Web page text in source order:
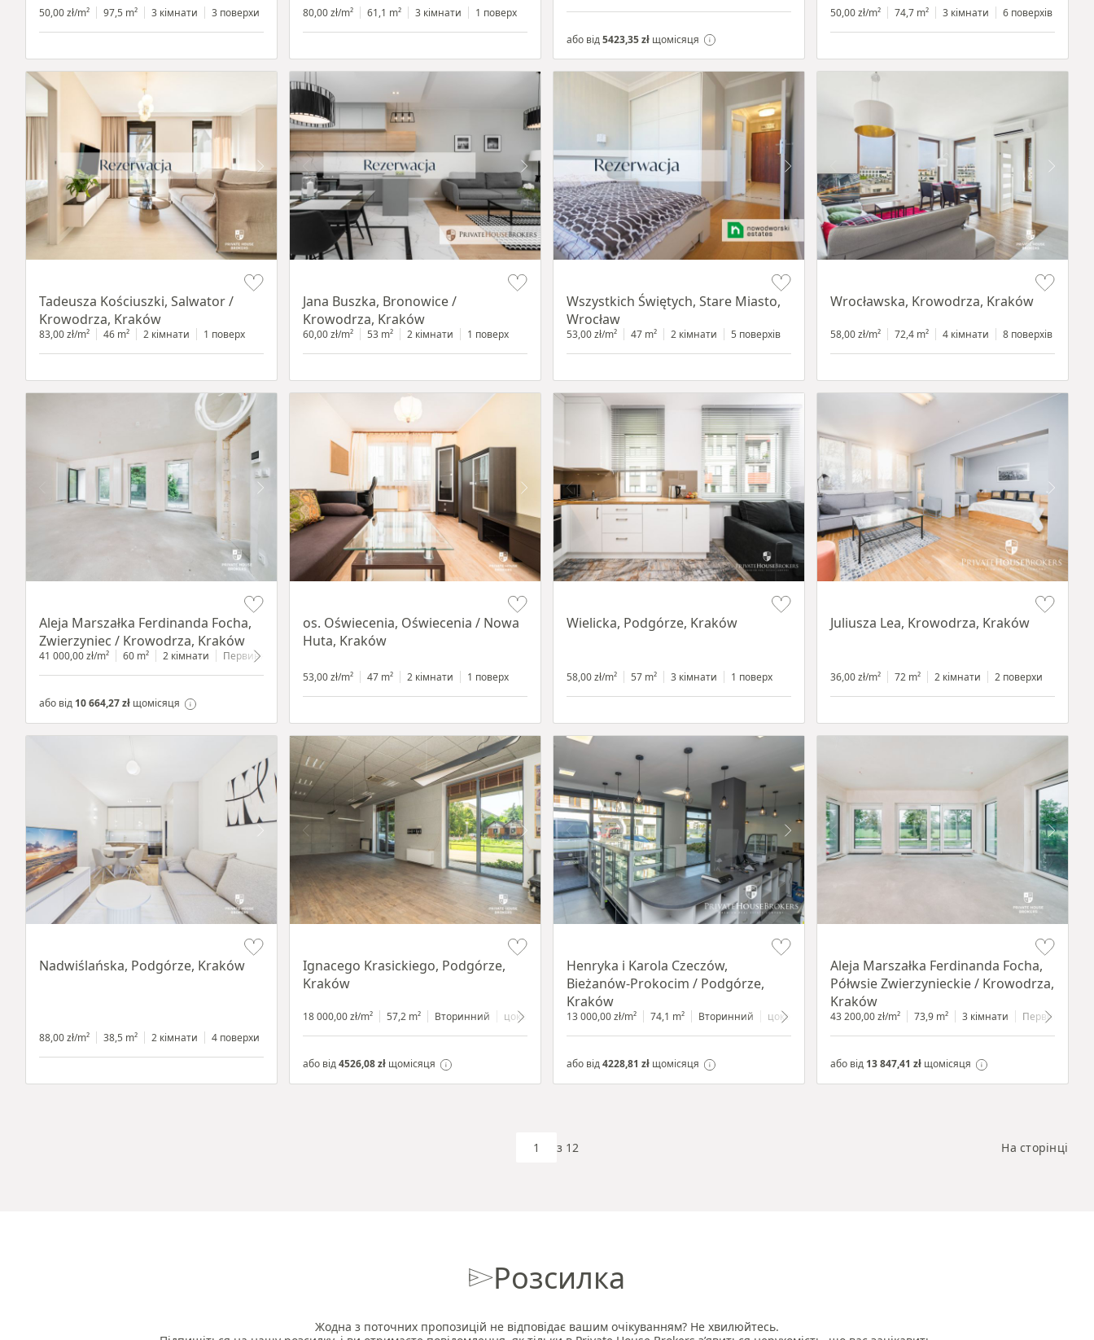
50,00 zł/m² 97,5 m² 3 кімнати 3 поверхи 80,00 zł/m² 61,1 m² 3 кімнати 1 поверх
або від5423,35 zł щомісяця
50,00 zł/m² 74,7 m² 3 кімнати 6 поверхів
Tadeusza Kościuszki, Salwator /
Krowodrza, Kraków
83,00 zł/m² 46 m² 2 кімнати 1 поверх
Jana Buszka, Bronowice /
Krowodrza, Kraków
60,00 zł/m² 53 m² 2 кімнати 1 поверх
Wszystkich Świętych, Stare Miasto,
Wrocław
53,00 zł/m² 47 m² 2 кімнати 5 поверхів
Wrocławska, Krowodrza, Kraków
58,00 zł/m² 72,4 m² 4 кімнати 8 поверхів
Aleja Marszałka Ferdinanda Focha,
Zwierzyniec / Krowodrza, Kraków
41 000,00 zł/m² 60 m² 2 кімнати Первинний
або від 10 664,27 zł щомісяця
os. Oświecenia, Oświecenia / Nowa
Huta, Kraków
53,00 zł/m² 47 m² 2 кімнати 1 поверх
Wielicka, Podgórze, Kraków
58,00 zł/m² 57 m² 3 кімнати 1 поверх
Juliusza Lea, Krowodrza, Kraków
36,00 zł/m² 72 m² 2 кімнати 2 поверхи
Nadwiślańska, Podgórze, Kraków
88,00 zł/m² 38,5 m² 2 кімнати 4 поверхи
Ignacego Krasickiego, Podgórze,
Kraków
18 000,00 zł/m² 57,2 m² Вторинний цокольний поверхз вітриною
або від4526,08 zł щомісяця
Henryka i Karola Czeczów,
Bieżanów-Prokocim / Podgórze,
Kraków
13 000,00 zł/m² 74,1 m² Вторинний цокольний поверхз вітриною
або від4228,81 zł щомісяця
Aleja Marszałka Ferdinanda Focha,
Półwsie Zwierzynieckie / Krowodrza,
Kraków
43 200,00 zł/m² 73,9 m² 3 кімнати Первинний
або від 13 847,41 zł щомісяця
з 12 На сторінці
Розсилка
Жодна з поточних пропозицій не відповідає вашим очікуванням? Не хвилюйтесь.